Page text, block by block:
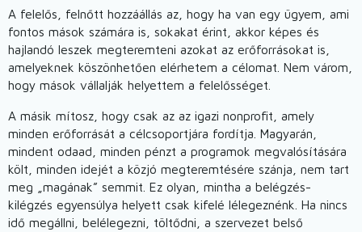
A felelős, felnőtt hozzáállás az, hogy ha van egy ügyem, ami
fontos mások számára is, sokakat érint, akkor képes és
hajlandó leszek megteremteni azokat az erőforrásokat is,
amelyeknek köszönhetően elérhetem a célomat. Nem várom,
hogy mások vállalják helyettem a felelősséget.
A másik mítosz, hogy csak az az igazi nonprofit, amely
minden erőforrását a célcsoportjára fordítja. Magyarán,
mindent odaad, minden pénzt a programok megvalósítására
költ, minden idejét a közjó megteremtésére szánja, nem tart
meg „magának” semmit. Ez olyan, mintha a belégzés-
kilégzés egyensúlya helyett csak kifelé lélegeznénk. Ha nincs
idő megállni, belélegezni, töltődni, a szervezet belső